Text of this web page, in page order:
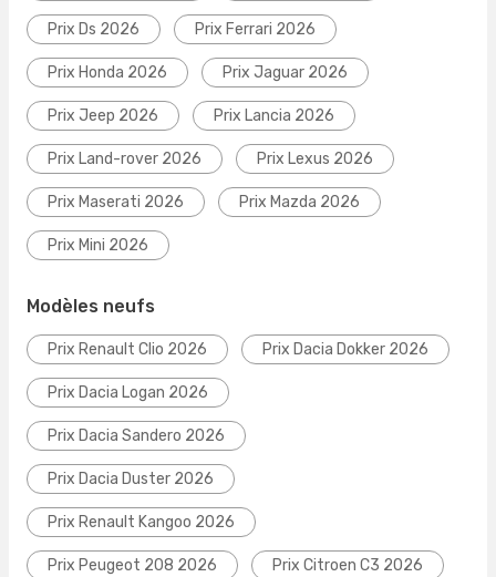
Prix Ds 2026 Prix Ferrari 2026
Prix Honda 2026 Prix Jaguar 2026
Prix Jeep 2026 Prix Lancia 2026
Prix Land-rover 2026 Prix Lexus 2026
Prix Maserati 2026 Prix Mazda 2026
Prix Mini 2026
Modèles neufs
Prix Renault Clio 2026 Prix Dacia Dokker 2026
Prix Dacia Logan 2026
Prix Dacia Sandero 2026
Prix Dacia Duster 2026
Prix Renault Kangoo 2026
Prix Peugeot 208 2026 Prix Citroen C3 2026